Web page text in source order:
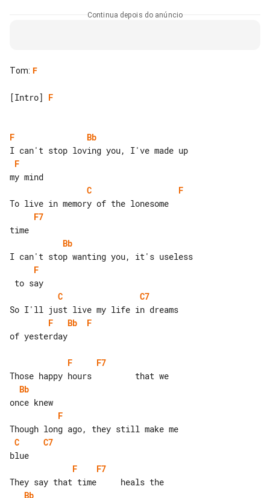
Continua depois do anúncio
Tom: F
[Intro] F
F
Bb
F
C
F
F7
Bb
F
C
C7
F
Bb
F
of yesterday
F
F7
Bb
F
C
C7
F
F7
Bb